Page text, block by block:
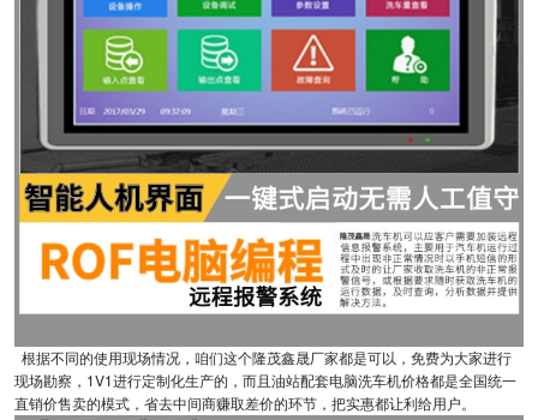
根据不同的使用现场情况，咱们这个隆茂鑫晟厂家都是可以，免费为大家进行
现场勘察，1V1进行定制化生产的，而且油站配套电脑洗车机价格都是全国统一
直销价售卖的模式，省去中间商赚取差价的环节，把实惠都让利给用户。